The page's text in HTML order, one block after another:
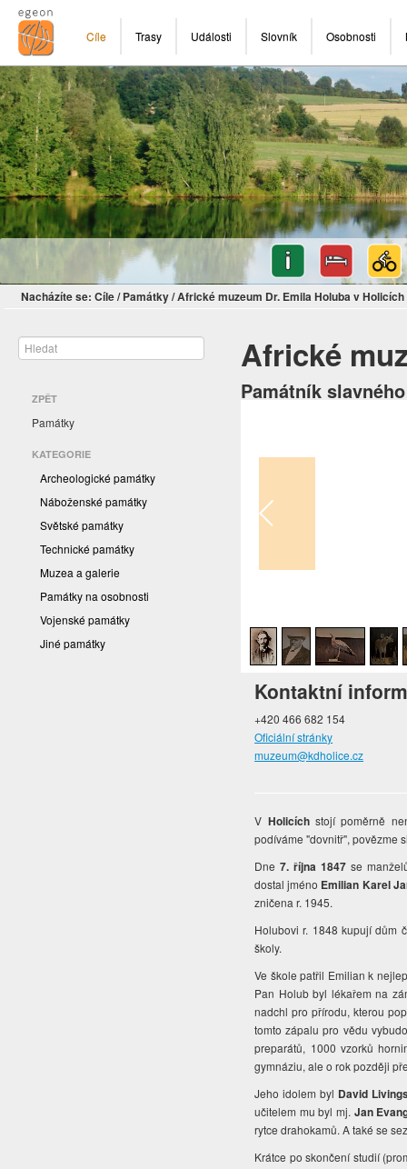
Cíle Trasy Události Slovník Osobnosti
Nacházíte se: Cíle/ Památky/Africké muzeum Dr. Emila Holuba v Holicích
ZPĚT
Památky
KATEGORIE
Archeologické památky
Náboženské památky
Světské památky
Technické památky
Muzea a galerie
Památky na osobnosti
Vojenské památky
Jiné památky
Africké
Památník
Kontaktní
+420 466 682 154
Oficiální stránky
muzeum@kdholice.cz
V Holicíchstojí poměrně
podíváme "dovnitř", povězme
Dne7. října 1847se
dostal jméno Emilian Karel
zničena r. 1945.
Holubovi r. 1848 kupují dům
školy.
Ve škole patřil Emilian k
Pan Holub byl lékařem na
nadchl pro přírodu, kterou
tomto zápalu pro vědu
preparátů, 1000 vzorků
gymnáziu, ale o rok později
Jeho idolem byl David
učitelem mu byl mj. Jan
rytce drahokamů. A také se
Krátce po skončení studií